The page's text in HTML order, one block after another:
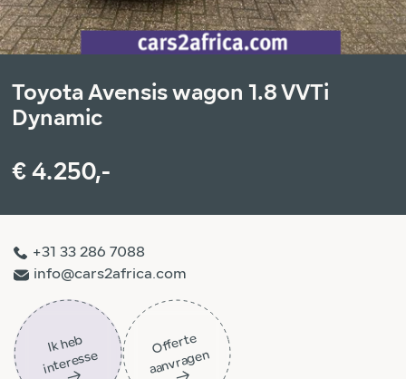
Toyota Avensis wagon 1.8 VVTi
Dynamic
€ 4.250,-
+31 33 286 7088
info@cars2africa.com
Ik
h
e
b
i
nt
er
ess
e
Off
ert
e
aa
n
vra
g
e
n